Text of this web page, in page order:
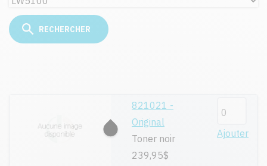
821021 -
Original
Toner noir
239,95$
Ajouter